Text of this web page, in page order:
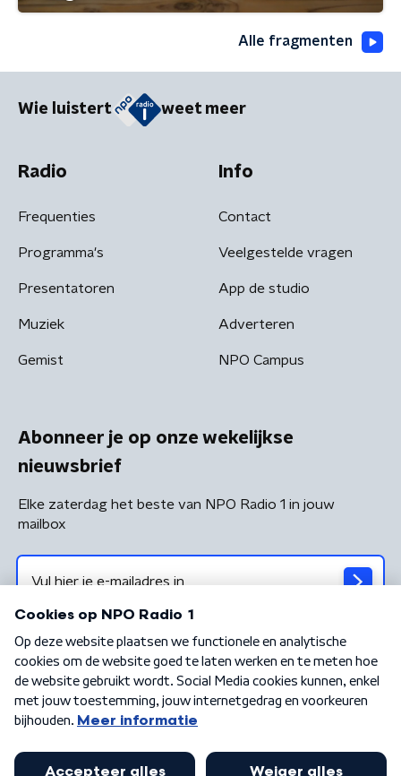
Alle fragmenten
Wie luistert weet meer
Radio
Frequenties
Programma's
Presentatoren
Muziek
Gemist
Info
Contact
Veelgestelde vragen
App de studio
Adverteren
NPO Campus
Abonneer je op onze wekelijkse
nieuwsbrief
Elke zaterdag het beste van NPO Radio 1 in jouw
mailbox
Algemene voorwaarden